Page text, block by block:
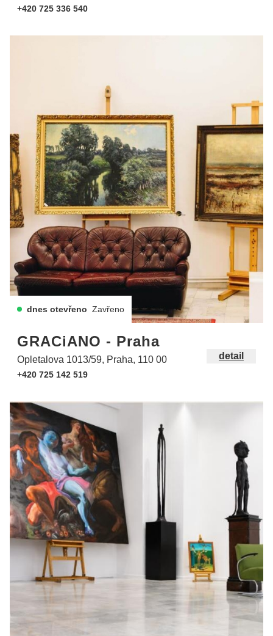
+420 725 336 540
dnes otevřeno Zavřeno
GRACiANO - Praha
Opletalova 1013/59, Praha, 110 00
+420 725 142 519
detail